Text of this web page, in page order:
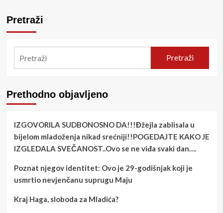
Pretraži
Pretraži
Prethodno objavljeno
IZGOVORILA SUDBONOSNO DA!!!Đžejla zablisala u
bijelom mladoženja nikad srećniji!!POGEDAJTE KAKO JE
IZGLEDALA SVEČANOST..Ovo se ne viđa svaki dan….
Poznat njegov identitet: Ovo je 29-godišnjak koji je
usmrtio nevjenčanu suprugu Maju
Kraj Haga, sloboda za Mladića?